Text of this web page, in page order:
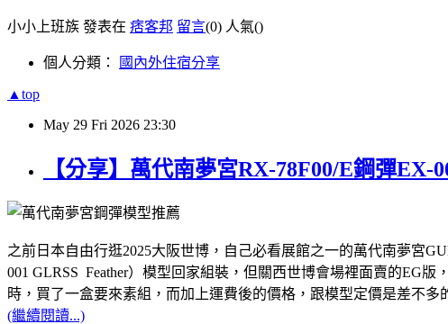
小小上班族 發表在 痞客邦 留言(0) 人氣()
個人分類： 國內外住宿分享
▲top
May 29 Fri 2026 23:30
【分享】萬代南夢宮RX-78F00/E鋼彈
之前日本自由行逛2025大阪世博，自己必看展館之一的萬代南夢宮
001 GLRSS Feather）模型回家組裝，但關西世博會場裡面賣的EG
時，買了一盒要來素組，而加上運費後的價格，跟模型定價是差不
(繼續閱讀...)